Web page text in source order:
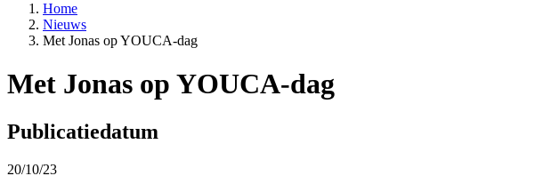
Home
Nieuws
Met Jonas op YOUCA-dag
Met Jonas op YOUCA-dag
Publicatiedatum
20/10/23